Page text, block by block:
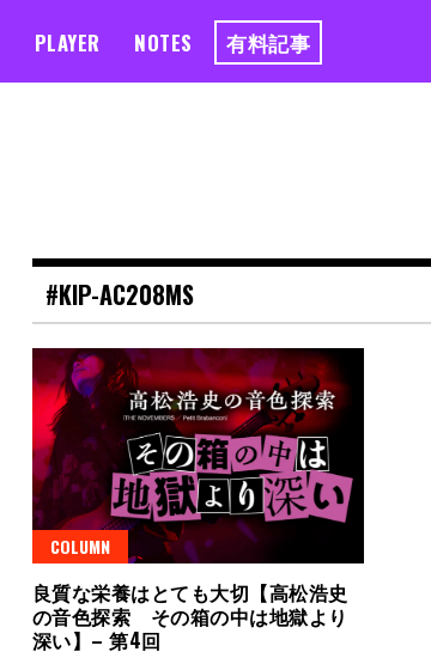
PLAYER NOTES 有料記事
#KIP-AC208MS
COLUMN
良質な栄養はとても大切【高松浩史
の音色探索 その箱の中は地獄より
深い】– 第4回